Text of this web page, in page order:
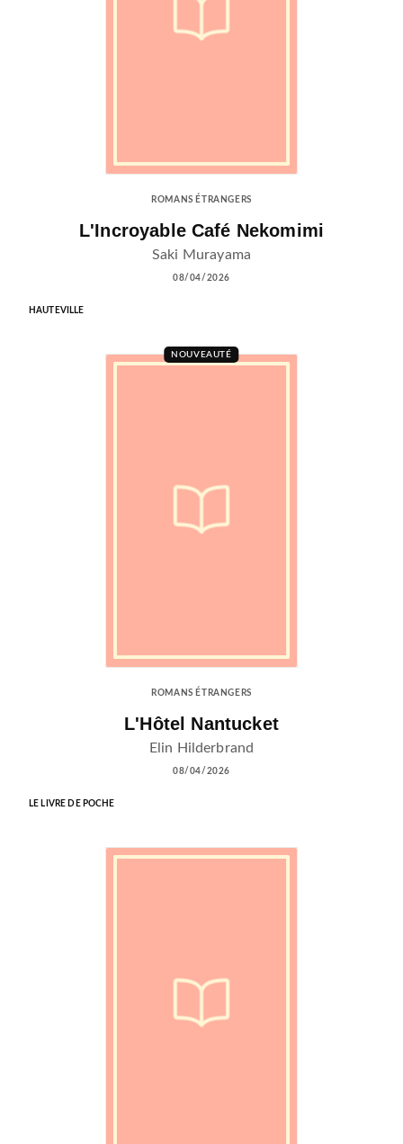
ROMANS ÉTRANGERS
L'Incroyable Café Nekomimi
Saki Murayama
08/04/2026
HAUTEVILLE
NOUVEAUTÉ
ROMANS ÉTRANGERS
L'Hôtel Nantucket
Elin Hilderbrand
08/04/2026
LE LIVRE DE POCHE